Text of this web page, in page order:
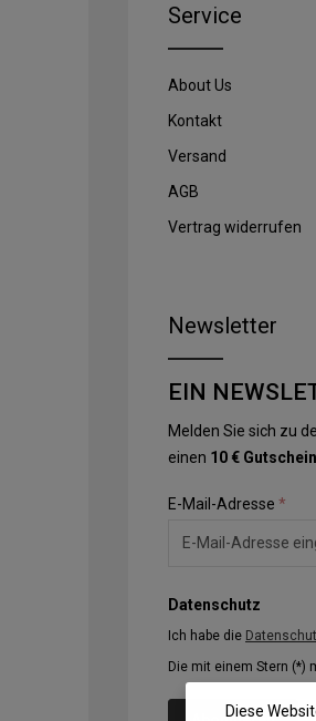
Service
About Us
Kontakt
Versand
AGB
Vertrag widerrufen
Newsletter
EIN
Melden Sie sich zu
einen 10 € Gutschein
E-Mail-Adresse *
Datenschutz
Ich habe die
Die mit einem Stern (*)
Diese